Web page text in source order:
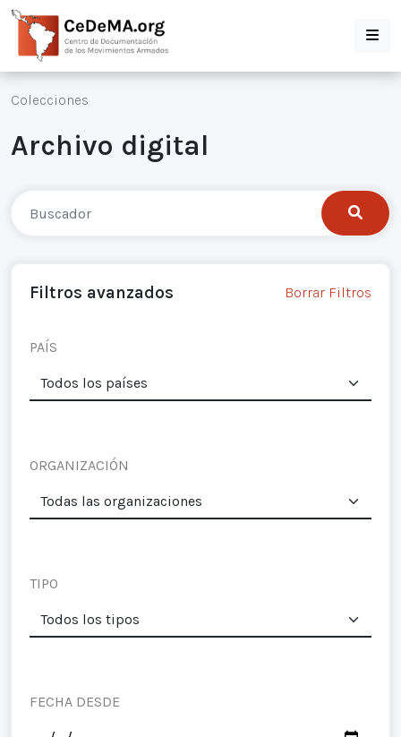
Colecciones
Archivo digital
Filtros avanzados Borrar Filtros
PAÍS
ORGANIZACIÓN
TIPO
FECHA DESDE